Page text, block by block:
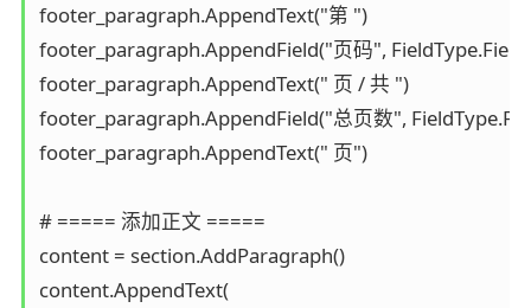
footer_paragraph.AppendText("第 ")
footer_paragraph.AppendField("页码",
footer_paragraph.AppendText(" 页 / 共 ")
footer_paragraph.AppendField("总页数",
footer_paragraph.AppendText(" 页")
# ===== 添加正文 =====
content = section.AddParagraph()
content.AppendText(